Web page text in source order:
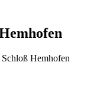
Hemhofen